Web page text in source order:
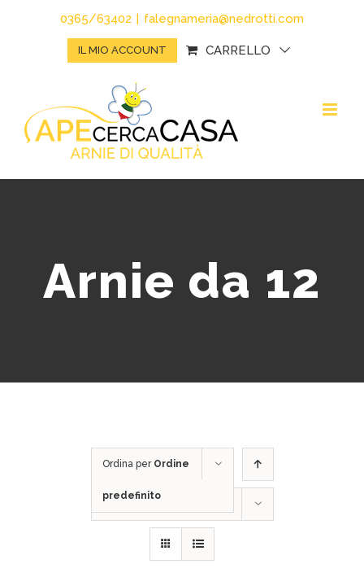
0365/63402 | falegnameria@nedrotti.com
IL MIO ACCOUNT CARRELLO
Arnie da 12
Ordina per Ordine
predefinito
Mostra